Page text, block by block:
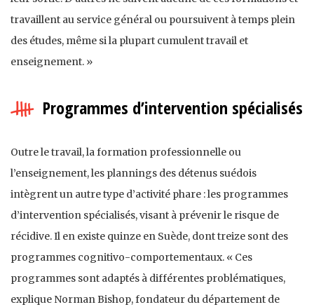
travaillent au service général ou poursuivent à temps plein
des études, même si la plupart cumulent travail et
enseignement. »
Programmes d’intervention spécialisés
Outre le travail, la formation professionnelle ou
l’enseignement, les plannings des détenus suédois
intègrent un autre type d’activité phare : les programmes
d’intervention spécialisés, visant à prévenir le risque de
récidive. Il en existe quinze en Suède, dont treize sont des
programmes cognitivo-comportementaux. « Ces
programmes sont adaptés à différentes problématiques,
explique Norman Bishop, fondateur du département de